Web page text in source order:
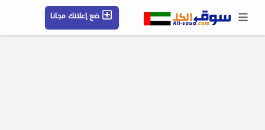
ضع إعلانك مجانا
حسابي / تسجيل